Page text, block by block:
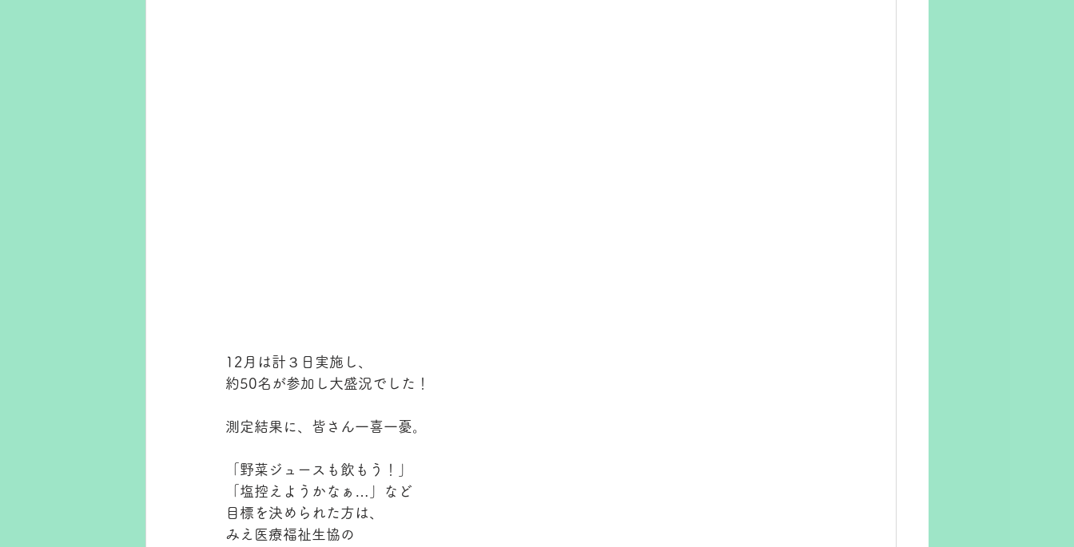
12月は計３日実施し、
約50名が参加し大盛況でした！
測定結果に、皆さん一喜一憂。
「野菜ジュースも飲もう！」
「塩控えようかなぁ…」など
目標を決められた方は、
みえ医療福祉生協の